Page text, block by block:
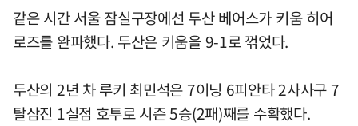
같은 시간 서울 잠실구장에선 두산 베어스가 키움 히어
로즈를 완파했다. 두산은 키움을 9-1로 꺾었다.
두산의 2년 차 루키 최민석은 7이닝 6피안타 2사사구 7
탈삼진 1실점 호투로 시즌 5승(2패)째를 수확했다.